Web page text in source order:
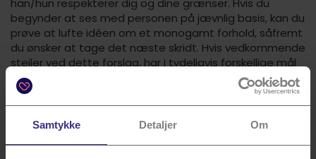
Samtykke Detaljer Om
han/hun respekterer dig og dine grænser. Hvis du
begynder at ses med personen på jævnlig basis, kan du
prøve at lufte idéen om et monogamt forhold, såfremt
du ønsker at tage det næste skridt. Hvis vedkommende
stejler ved dette forslag, har I tydeligvis forskellige mål
med det indledte forhold. Hvis personen derimod er
åben over for idéen, har du meget muligt fundet en,
som du kan påbegynde en lang og romantisk
kærlighedsrejse med.